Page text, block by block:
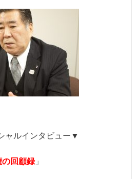
ルインタビュー▼
の回顧録」